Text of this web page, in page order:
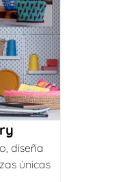
diseña
únicas